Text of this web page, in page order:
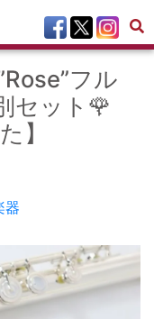
フル
セット🌹
】